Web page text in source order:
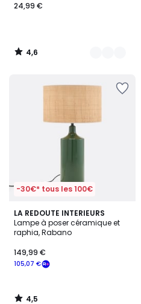
24,99 €
4,6
/
-30€* tous les 100€
LA REDOUTE INTERIEURS
Lampe à poser céramique et
raphia, Rabano
105,07 €
149,99 €
4,5
/ 5
4,5